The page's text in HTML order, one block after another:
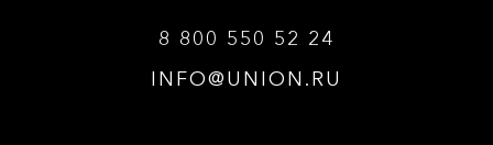
8 800 550 52 24
INFO@UNION.RU